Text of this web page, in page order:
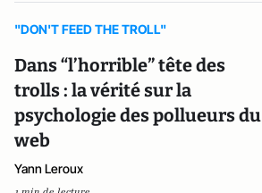
"DON'T FEED THE TROLL"
Dans “l’horrible” tête des
trolls : la vérité sur la
psychologie des pollueurs du
web
Yann Leroux